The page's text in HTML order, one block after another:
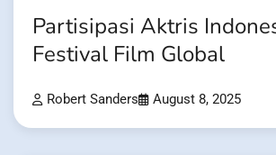
Partisipasi Aktris
Festival Film Global
Robert Sanders August 8, 2025